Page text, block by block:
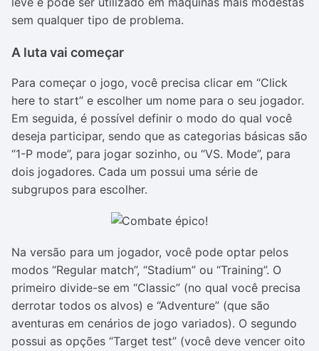
sem qualquer tipo de problema.
A luta vai começar
Para começar o jogo, você precisa clicar em “Click
here to start” e escolher um nome para o seu jogador.
Em seguida, é possível definir o modo do qual você
deseja participar, sendo que as categorias básicas são
“1-P mode”, para jogar sozinho, ou “VS. Mode”, para
dois jogadores. Cada um possui uma série de
subgrupos para escolher.
Na versão para um jogador, você pode optar pelos
modos “Regular match”, “Stadium” ou “Training”. O
primeiro divide-se em “Classic” (no qual você precisa
derrotar todos os alvos) e “Adventure” (que são
aventuras em cenários de jogo variados). O segundo
possui as opções “Target test” (você deve vencer oito